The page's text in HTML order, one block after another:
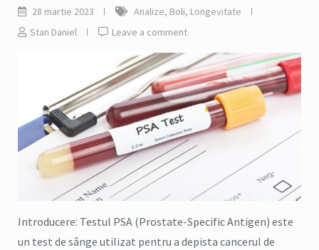
28 martie 2023 Analize, Boli, Longevitate
Stan Daniel
Leave a comment
Introducere: Testul PSA (Prostate-Specific Antigen) este
un test de sânge utilizat pentru a depista cancerul de